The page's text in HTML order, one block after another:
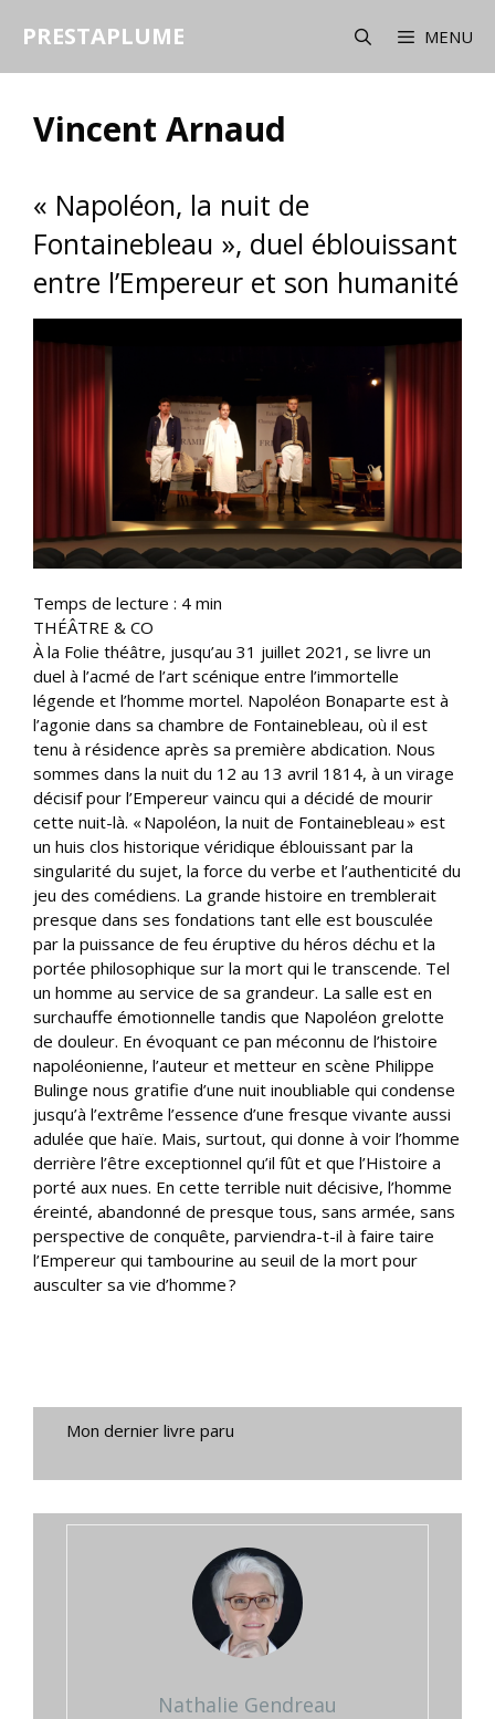
PRESTAPLUME MENU
Vincent Arnaud
« Napoléon, la nuit de
Fontainebleau », duel éblouissant
entre l’Empereur et son humanité
Temps de lecture : 4 min
THÉÂTRE & CO
À la Folie théâtre, jusqu’au 31 juillet 2021, se livre un
duel à l’acmé de l’art scénique entre l’immortelle
légende et l’homme mortel. Napoléon Bonaparte est à
l’agonie dans sa chambre de Fontainebleau, où il est
tenu à résidence après sa première abdication. Nous
sommes dans la nuit du 12 au 13 avril 1814, à un virage
décisif pour l’Empereur vaincu qui a décidé de mourir
cette nuit-là. « Napoléon, la nuit de Fontainebleau » est
un huis clos historique véridique éblouissant par la
singularité du sujet, la force du verbe et l’authenticité du
jeu des comédiens. La grande histoire en tremblerait
presque dans ses fondations tant elle est bousculée
par la puissance de feu éruptive du héros déchu et la
portée philosophique sur la mort qui le transcende. Tel
un homme au service de sa grandeur. La salle est en
surchauffe émotionnelle tandis que Napoléon grelotte
de douleur. En évoquant ce pan méconnu de l’histoire
napoléonienne, l’auteur et metteur en scène Philippe
Bulinge nous gratifie d’une nuit inoubliable qui condense
jusqu’à l’extrême l’essence d’une fresque vivante aussi
adulée que haïe. Mais, surtout, qui donne à voir l’homme
derrière l’être exceptionnel qu’il fût et que l’Histoire a
porté aux nues. En cette terrible nuit décisive, l’homme
éreinté, abandonné de presque tous, sans armée, sans
perspective de conquête, parviendra-t-il à faire taire
l’Empereur qui tambourine au seuil de la mort pour
ausculter sa vie d’homme ?
Mon dernier livre paru
Nathalie Gendreau